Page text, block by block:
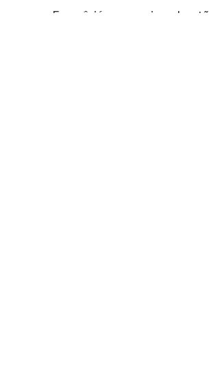
E você, já presenciou algo